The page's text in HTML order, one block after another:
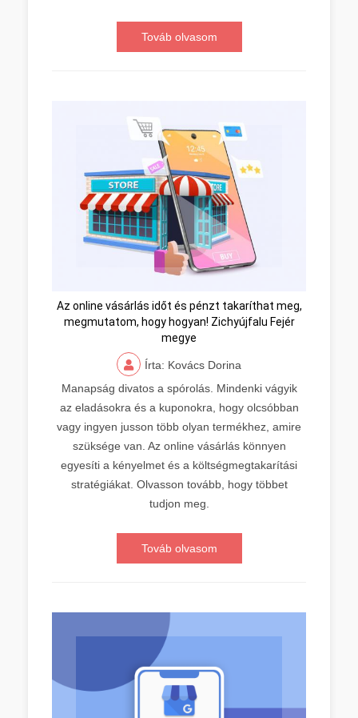
Továb olvasom
Az online vásárlás időt és pénzt takaríthat meg,
megmutatom, hogy hogyan! Zichyújfalu Fejér
megye
Írta: Kovács Dorina
Manapság divatos a spórolás. Mindenki vágyik
az eladásokra és a kuponokra, hogy olcsóbban
vagy ingyen jusson több olyan termékhez, amire
szüksége van. Az online vásárlás könnyen
egyesíti a kényelmet és a költségmegtakarítási
stratégiákat. Olvasson tovább, hogy többet
tudjon meg.
Továb olvasom